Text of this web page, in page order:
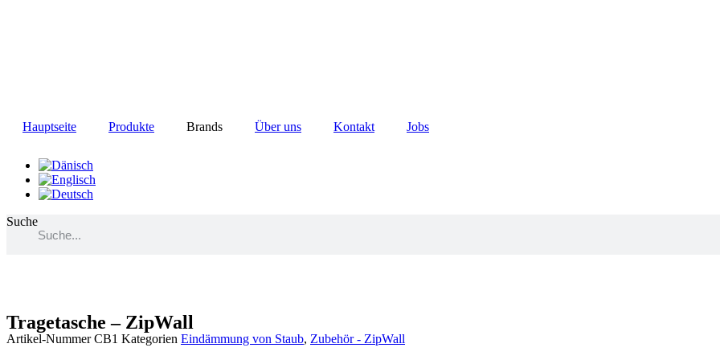
Hauptseite Produkte Brands Über uns Kontakt Jobs
Suche
Tragetasche – ZipWall
Artikel-NummerCB1 Kategorien Eindämmung von Staub, Zubehör - ZipWall